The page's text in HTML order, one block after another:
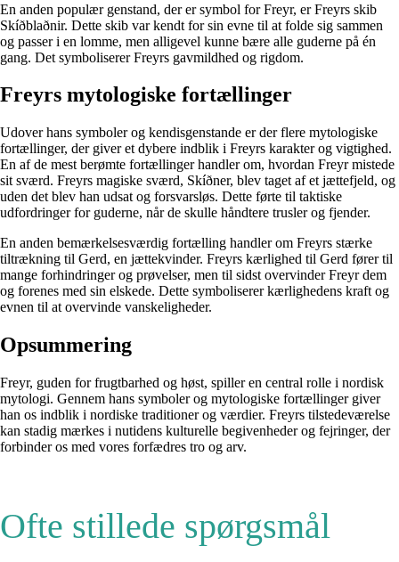
En anden populær genstand, der er symbol for Freyr, er Freyrs skib
Skíðblaðnir. Dette skib var kendt for sin evne til at folde sig sammen
og passer i en lomme, men alligevel kunne bære alle guderne på én
gang. Det symboliserer Freyrs gavmildhed og rigdom.
Freyrs mytologiske fortællinger
Udover hans symboler og kendisgenstande er der flere mytologiske
fortællinger, der giver et dybere indblik i Freyrs karakter og vigtighed.
En af de mest berømte fortællinger handler om, hvordan Freyr mistede
sit sværd. Freyrs magiske sværd, Skíðner, blev taget af et jættefjeld, og
uden det blev han udsat og forsvarsløs. Dette førte til taktiske
udfordringer for guderne, når de skulle håndtere trusler og fjender.
En anden bemærkelsesværdig fortælling handler om Freyrs stærke
tiltrækning til Gerd, en jættekvinder. Freyrs kærlighed til Gerd fører til
mange forhindringer og prøvelser, men til sidst overvinder Freyr dem
og forenes med sin elskede. Dette symboliserer kærlighedens kraft og
evnen til at overvinde vanskeligheder.
Opsummering
Freyr, guden for frugtbarhed og høst, spiller en central rolle i nordisk
mytologi. Gennem hans symboler og mytologiske fortællinger giver
han os indblik i nordiske traditioner og værdier. Freyrs tilstedeværelse
kan stadig mærkes i nutidens kulturelle begivenheder og fejringer, der
forbinder os med vores forfædres tro og arv.
Ofte stillede spørgsmål